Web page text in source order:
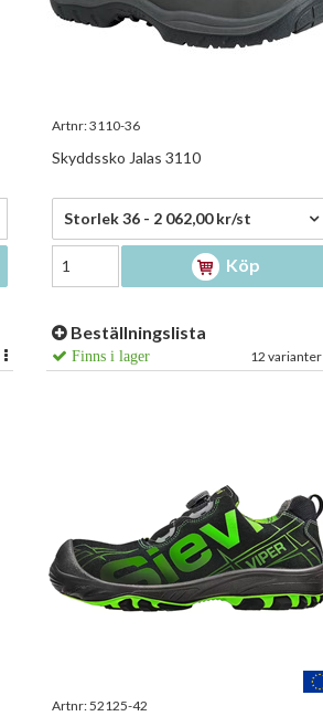
Artnr:3110-36
Skyddssko Jalas 3110
2 062,00 kr/st
Storlek 36 - 2 062,00 kr/st
Köp
Beställningslista
Finns i lager 12 varianter
Artnr:52125-42